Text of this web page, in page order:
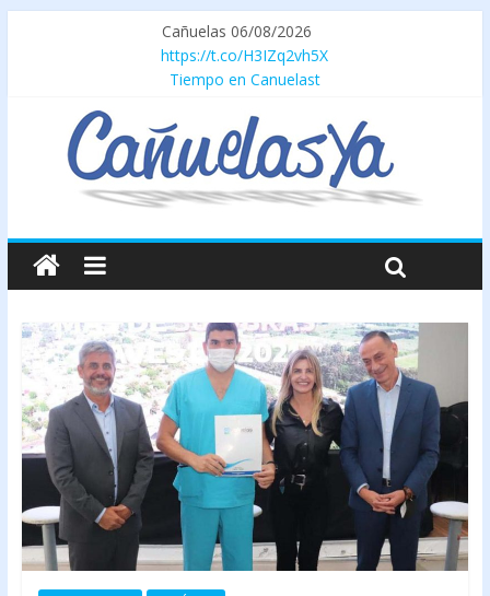
Cañuelas 06/08/2026
https://t.co/H3IZq2vh5X
Tiempo en Canuelast